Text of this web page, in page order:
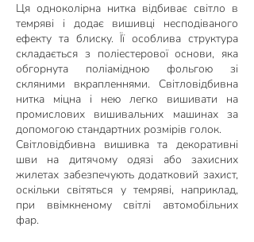
Ця одноколірна нитка відбиває світло в
темряві і додає вишивці несподіваного
ефекту та блиску. Її особлива структура
складається з поліестерової основи, яка
обгорнута поліамідною фольгою зі
скляними вкрапленнями. Світловідбивна
нитка міцна і нею легко вишивати на
промислових вишивальних машинах за
допомогою стандартних розмірів голок.
Світловідбивна вишивка та декоративні
шви на дитячому одязі або захисних
жилетах забезпечують додатковий захист,
оскільки світяться у темряві, наприклад,
при ввімкненому світлі автомобільних
фар.